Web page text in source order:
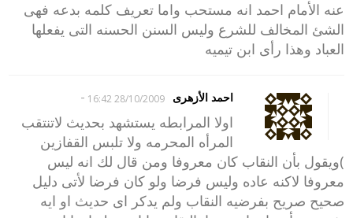
عنه الأمام احمد انه مستحب واما تعريف كلمه بدعه فهى
الشئ المخالف للشرع وليس السنن الحسنه التى يفعلها
العباد وهذا رأى ابن تيميه
احمد الأزهرى 28/10/2009 16:42
-
اولا المرابطه يستشهد بحديث لاتنتقب
المرأه المحرمه ولا تلبس القفازين
)ويقول بأن النقاب كان معروفا ومن قال لك انه ليس
معروفا لاكنه عاده وليس فرضا ولو كان فرضا لأتى دليل
صحيح صريح بفرضيه النقاب ولم يدكر اى حديث او ايه